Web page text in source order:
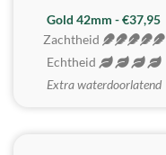
ZACHTSTE
Gold 42mm - €37,95
Zachtheid
Echtheid
Extra waterdoorlatend